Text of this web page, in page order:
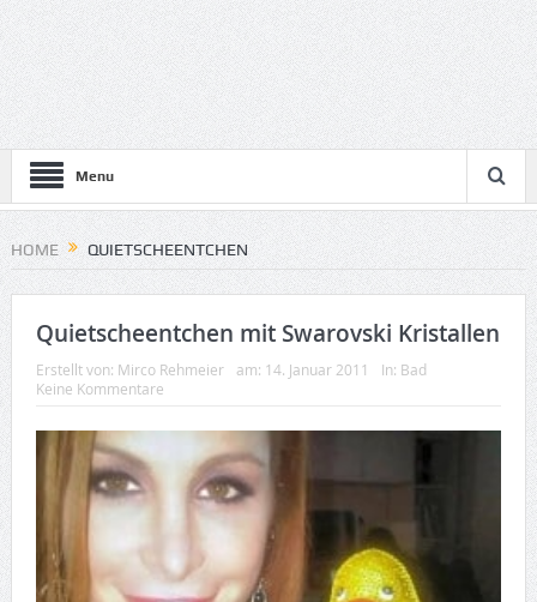
Menu
HOME QUIETSCHEENTCHEN
Quietscheentchen mit Swarovski Kristallen
Erstellt von: Mirco Rehmeier am: 14. Januar 2011 In: Bad
Keine Kommentare